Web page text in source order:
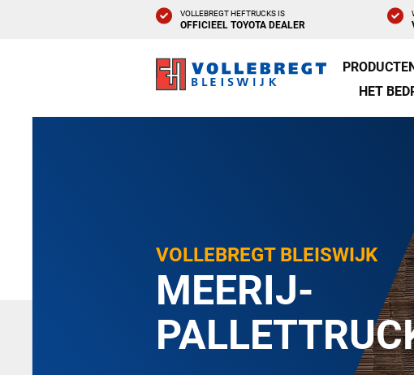
VOLLEBREGT HEFTRUCKS IS
OFFICIEEL TOYOTA DEALER
HET
VOLLEBREGT BLEISWIJK
MEERIJ-